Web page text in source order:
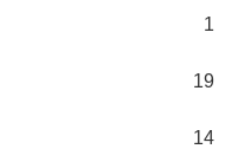
1
19
14